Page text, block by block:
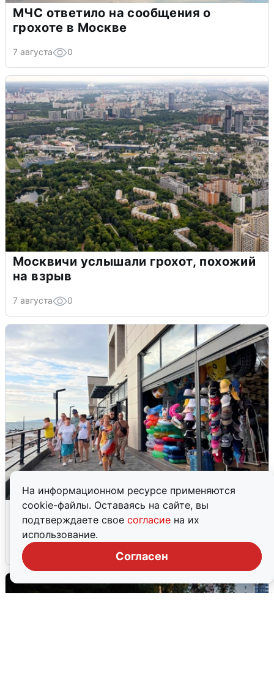
На информационном ресурсе применяются
cookie-файлы. Оставаясь на сайте, вы
подтверждаете свое согласие на их
использование.
Согласен
МЧС ответило на сообщения о
грохоте в Москве
7 августа 0
Москвичи услышали грохот, похожий
на взрыв
7 августа 0
В Сочи объявили угрозу атаки БПЛА и
закрыли пляжи
6 августа